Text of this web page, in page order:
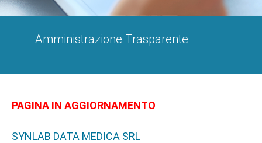
Amministrazione Trasparente
PAGINA IN AGGIORNAMENTO
SYNLAB DATA MEDICA SRL